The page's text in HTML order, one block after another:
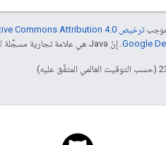
ترخيص Creative Commons Attribution 4.0‏
. إنّ Java هي علامة تجارية مسجَّلة لشركة Oracle و/أو شركائها التابعين.